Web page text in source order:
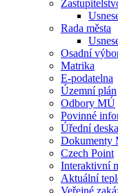
Rada města
Osadní
Matrika
E-podatelna
Územní plán
Odbory MÚ
Povinné
Úřední deska
Dokumenty
Czech Point
Interaktivní
Aktuální
Veřejné